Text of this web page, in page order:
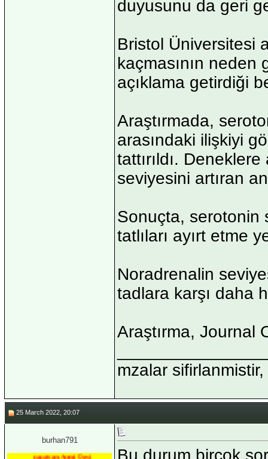
duyusunu da geri
Bristol Üniversitesi
kaçmasının
açıklama getirdiği
Araştırmada,
arasındaki ilişkiyi
tattırıldı.
seviyesini artıran
Sonuçta, serotonin
tatlıları ayırt etme
Noradrenalin
tadlara karşı daha
Araştırma, Journal
mzalar
25 March 2022, 20:07
burhan791
papatyam Acemi Üyesi Bu durum birçok